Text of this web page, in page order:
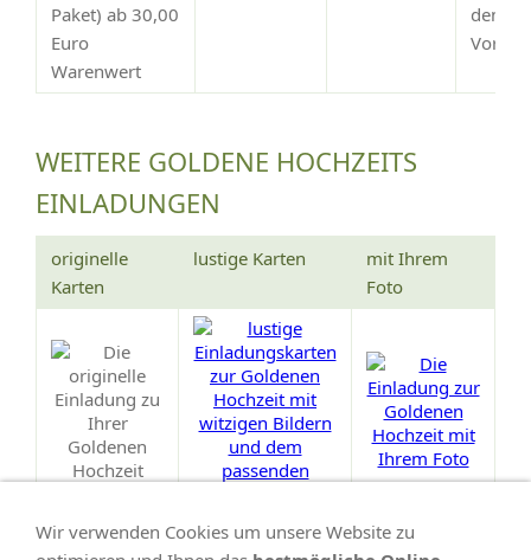
Paket) ab 30,00
Euro
Warenwert
dem
WEITERE GOLDENE HOCHZEITS
EINLADUNGEN
originelle
Karten
lustige Karten
mit Ihrem
Foto
Wir verwenden Cookies um unsere Website zu